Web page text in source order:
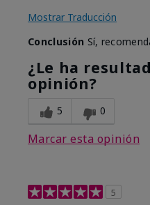
Mostrar Traducción
Conclusión Sí,
¿Le ha
opinión?
5 0
Marcar esta opinión
5